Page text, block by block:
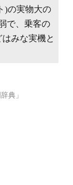
)の実物大の
で、乗客の
みな実機と
典」